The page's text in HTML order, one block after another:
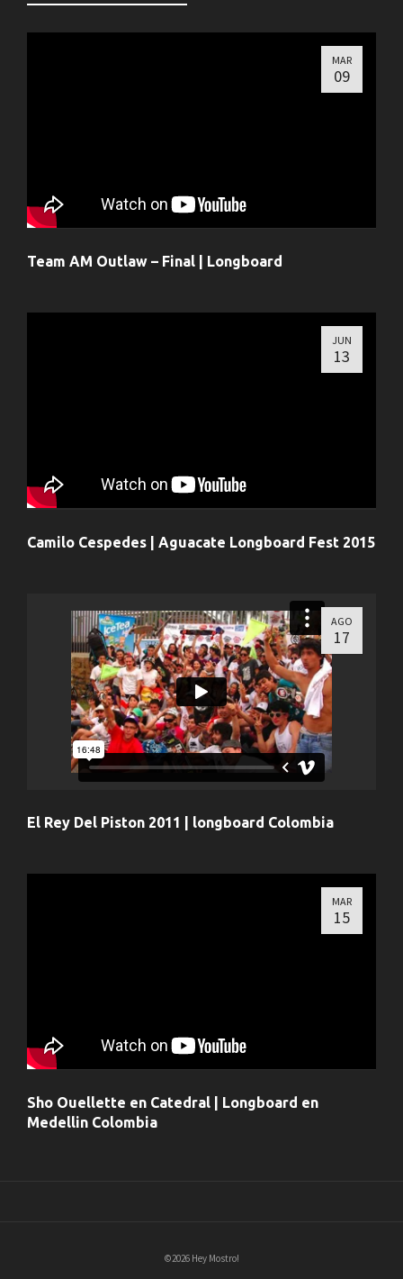
MAR
09
Team AM Outlaw – Final | Longboard
JUN
13
Camilo Cespedes | Aguacate Longboard Fest 2015
AGO
17
El Rey Del Piston 2011 | longboard Colombia
MAR
15
Sho Ouellette en Catedral | Longboard en
Medellin Colombia
©2026 Hey Mostro!